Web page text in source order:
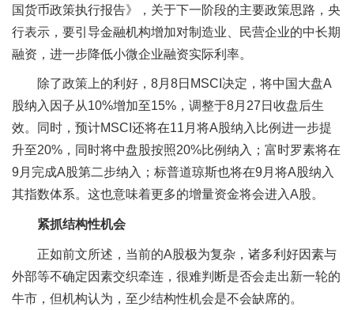
国货币政策执行报告》，关于下一阶段的主要政策思路，央
行表示，要引导金融机构增加对制造业、民营企业的中长期
融资，进一步降低小微企业融资实际利率。
除了政策上的利好，8月8日MSCI决定，将中国大盘A
股纳入因子从10%增加至15%，调整于8月27日收盘后生
效。同时，预计MSCI还将在11月将A股纳入比例进一步提
升至20%，同时将中盘股按照20%比例纳入；富时罗素将在
9月完成A股第二步纳入；标普道琼斯也将在9月将A股纳入
其指数体系。这也意味着更多的增量资金将会进入A股。
紧抓结构性机会
正如前文所述，当前的A股极为复杂，诸多利好因素与
外部等不确定因素交织牵连，很难判断是否会走出新一轮的
牛市，但机构认为，至少结构性机会是不会缺席的。